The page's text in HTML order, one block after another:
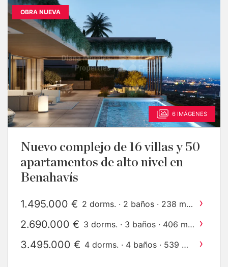
OBRA NUEVA
6 IMÁGENES
Nuevo complejo de 16 villas y 50
apartamentos de alto nivel en
Benahavís
1.495.000 € 2 dorms. · 2 baños · 238 m ›
2.690.000 € 3 dorms. · 3 baños · 406 m ›
3.495.000 € 4 dorms. · 4 baños · 539 m ›